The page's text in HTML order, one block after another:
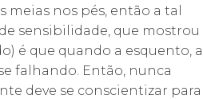
nos pés, então a tal
sensibilidade, que mostrou
é que quando a esquento, a
falhando. Então, nunca
deve se conscientizar para